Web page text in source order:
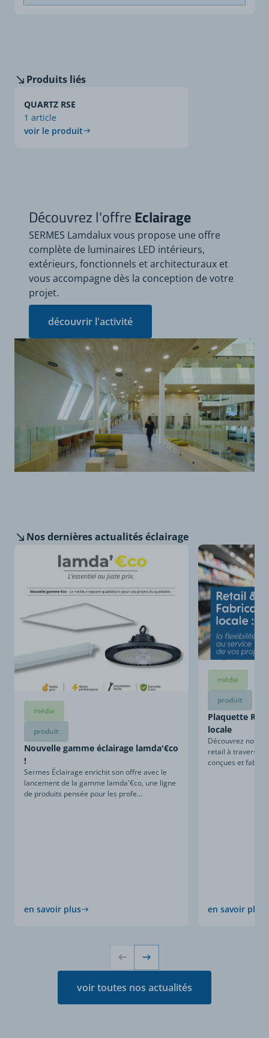
Produits liés
QUARTZ RSE
1 article
voir le produit
Découvrez l'offreEclairage
SERMES Lamdalux vous propose une offre
complète de luminaires LED intérieurs,
extérieurs, fonctionnels et architecturaux et
vous accompagne dès la conception de votre
projet.
découvrir l'activité
Nos dernièresactualités éclairage
média
produit
Nouvelle gamme éclairage lamda'€co
!
Sermes Éclairage enrichit son offre avec le
lancement de la gamme lamda'€co, une ligne
de produits pensée pour les profe...
en savoir plus
média
produit
Plaquette
locale
Découvrez notre
retail à travers
conçues et
en savoir plus
voir toutes nos actualités